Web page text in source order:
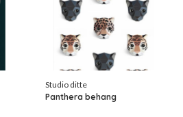
Studio ditte
Panthera behang